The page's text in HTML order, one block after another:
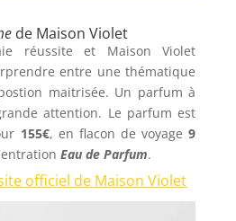
de Maison Violet
réussite et Maison Violet
entre une thématique
maitrisée. Un parfum à
attention. Le parfum est
155€, en flacon de voyage9
Eau de Parfum.
officiel de Maison Violet